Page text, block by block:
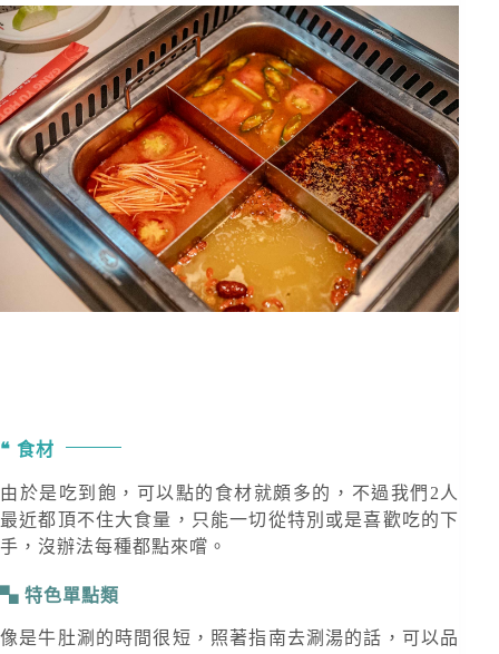
食材
由於是吃到飽，可以點的食材就頗多的，不過我們2人
最近都頂不住大食量，只能一切從特別或是喜歡吃的下
手，沒辦法每種都點來嚐。
特色單點類
像是牛肚涮的時間很短，照著指南去涮湯的話，可以品